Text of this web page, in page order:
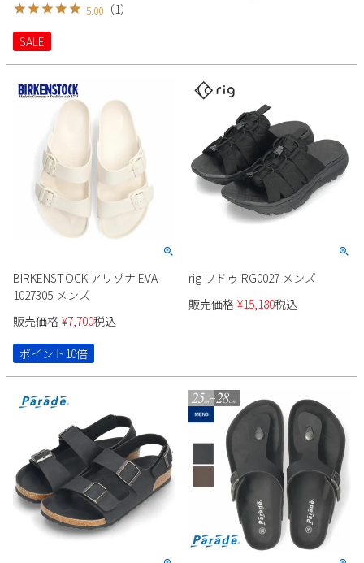
5.00 （1）
SALE
BIRKENSTOCK アリゾナ EVA
1027305 メンズ
販売価格 ¥7,700税込
ポイント10倍
rig ワドゥ RG0027 メンズ
販売価格 ¥15,180税込